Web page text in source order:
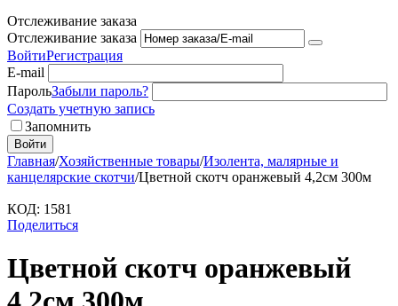
Отслеживание заказа
Отслеживание заказа
ВойтиРегистрация
E-mail
ПарольЗабыли пароль?
Создать учетную запись
Запомнить
Войти
Главная/Хозяйственные товары/Изолента, малярные и
канцелярские скотчи/Цветной скотч оранжевый 4,2см 300м
КОД: 1581
Поделиться
Цветной скотч оранжевый